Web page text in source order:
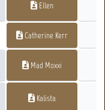
Ellen
Catherine Kerr
Mad Moxxi
Kalista